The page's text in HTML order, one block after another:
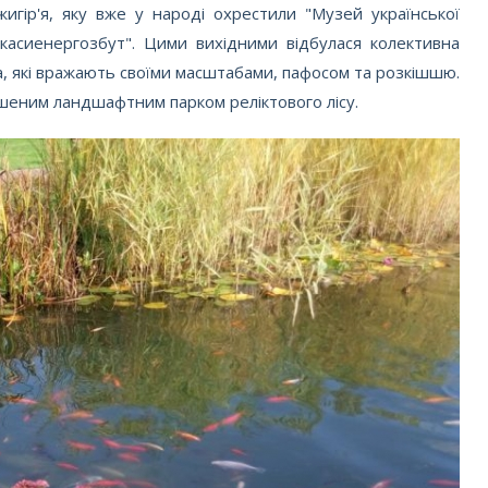
яку вже у народі охрестили "Музей української
Цими вихідними відбулася колективна
які вражають своїми масштабами, пафосом та розкішшю.
ландшафтним парком реліктового лісу.